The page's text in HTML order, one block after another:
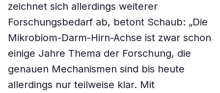
zeichnet sich allerdings weiterer
Forschungsbedarf ab, betont Schaub: „Die
Mikrobiom-Darm-Hirn-Achse ist zwar schon
einige Jahre Thema der Forschung, die
genauen Mechanismen sind bis heute
allerdings nur teilweise klar. Mit